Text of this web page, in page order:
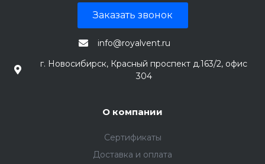
Заказать звонок
info@royalvent.ru
г. Новосибирск, Красный проспект д.163/2, офис
304
О компании
Сертификаты
Доставка и оплата